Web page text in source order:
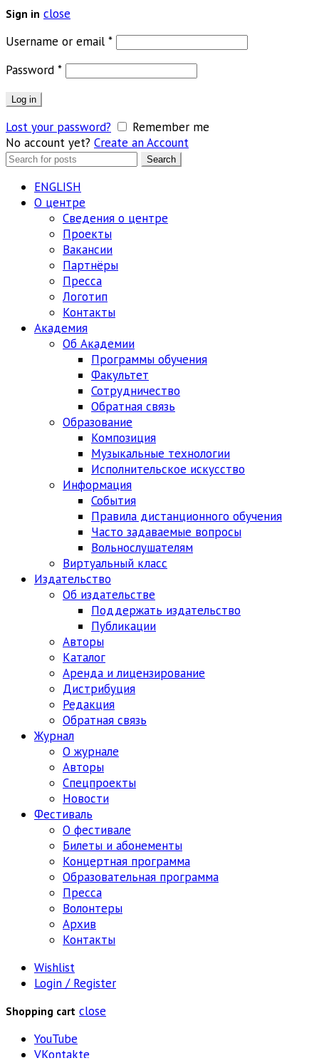
Sign in close
Username or email *Обязательно
Password *Обязательно
Log in
Lost your password?
Remember me
No account yet? Create an Account
Search
Search
ENGLISH
О центре
Сведения о центре
Проекты
Вакансии
Партнёры
Пресса
Логотип
Контакты
Академия
Об Академии
Программы обучения
Факультет
Сотрудничество
Обратная связь
Образование
Композиция
Музыкальные технологии
Исполнительское искусство
Информация
События
Правила дистанционного обучения
Часто задаваемые вопросы
Вольнослушателям
Виртуальный класс
Издательство
Об издательстве
Поддержать издательство
Публикации
Авторы
Каталог
Аренда и лицензирование
Дистрибуция
Редакция
Обратная связь
Журнал
О журнале
Авторы
Спецпроекты
Новости
Фестиваль
О фестивале
Билеты и абонементы
Концертная программа
Образовательная программа
Пресса
Волонтеры
Архив
Контакты
Wishlist
Login / Register
Shopping cart close
YouTube
VKontakte